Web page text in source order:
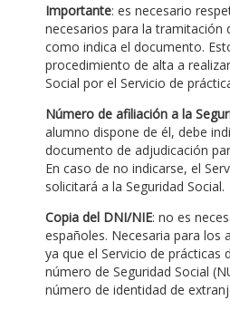
Importante: es necesario
necesarios para la tramitación
como indica el documento.
procedimiento de alta a
Social por el Servicio de
Número de afiliación a la
alumno dispone de él, debe
documento de adjudicación
En caso de no indicarse, el
solicitará a la Seguridad Social.
Copia del DNI/NIE: no es
españoles. Necesaria para los
ya que el Servicio de prácticas
número de Seguridad Social
número de identidad de